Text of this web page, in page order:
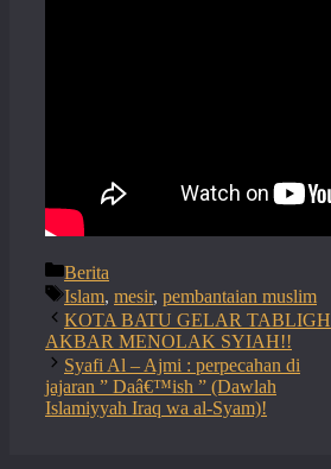
Categories
Berita
Tags
Islam, mesir, pembantaian muslim
KOTA BATU GELAR TABLIGH
AKBAR MENOLAK SYIAH!!
Syafi Al – Ajmi : perpecahan di
jajaran ” Daâ€™ish ” (Dawlah
Islamiyyah Iraq wa al-Syam)!